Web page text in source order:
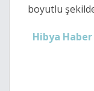
boyutlu
Hibya Haber